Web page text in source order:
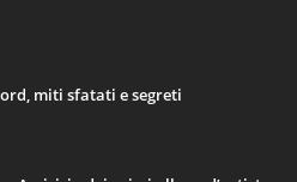
miti sfatati e segreti